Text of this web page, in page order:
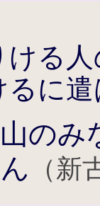
ける
るに
のみ
（新